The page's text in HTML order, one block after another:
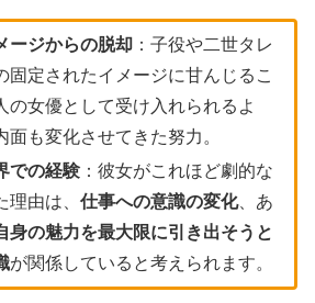
ージからの脱却：子役や二世タレ
固定されたイメージに甘んじるこ
の女優として受け入れられるよ
面も変化させてきた努力。
での経験：彼女がこれほど劇的な
由は、 仕事への意識の変化、あ
身の魅力を最大限に引き出そうと
が関係していると考えられます。